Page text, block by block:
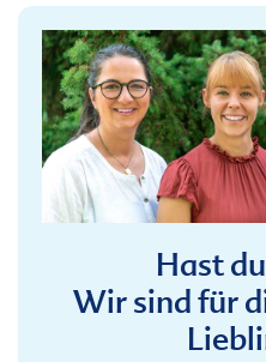
Hast
Wir sind für